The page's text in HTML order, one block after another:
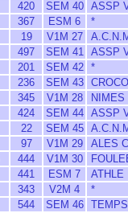
420 SEM 40
ASSP
367 ESM 6
*
19 V1M 27
497 SEM 41
ASSP
201 SEM 42
*
236 SEM 43
345 V1M 28
NIMES
424 SEM 44
ASSP
22 SEM 45
97 V1M 29
ALES
444 V1M 30
441 ESM 7
ATHLE
343 V2M 4
*
544 SEM 46